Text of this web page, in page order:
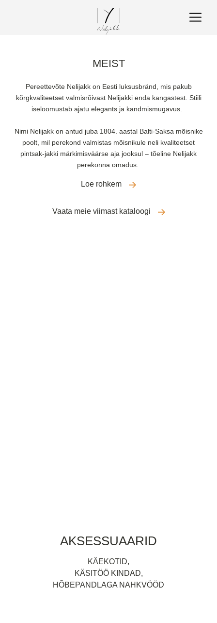
MEIST
Pereettevõte Nelijakk on Eesti luksusbränd, mis pakub
kõrgkvaliteetset valmisrõivast Nelijakki enda kangastest. Stiili
iseloomustab ajatu elegants ja kandmismugavus.
Nimi Nelijakk on antud juba 1804. aastal Balti-Saksa mõisnike
poolt, mil perekond valmistas mõisnikule neli kvaliteetset
pintsak-jakki märkimisväärse aja jooksul – tõeline Nelijakk
perekonna omadus.
Loe rohkem
Vaata meie viimast kataloogi
AKSESSUAARID
KÄEKOTID,
KÄSITÖÖ KINDAD,
HÕBEPANDLAGA NAHKVÖÖD